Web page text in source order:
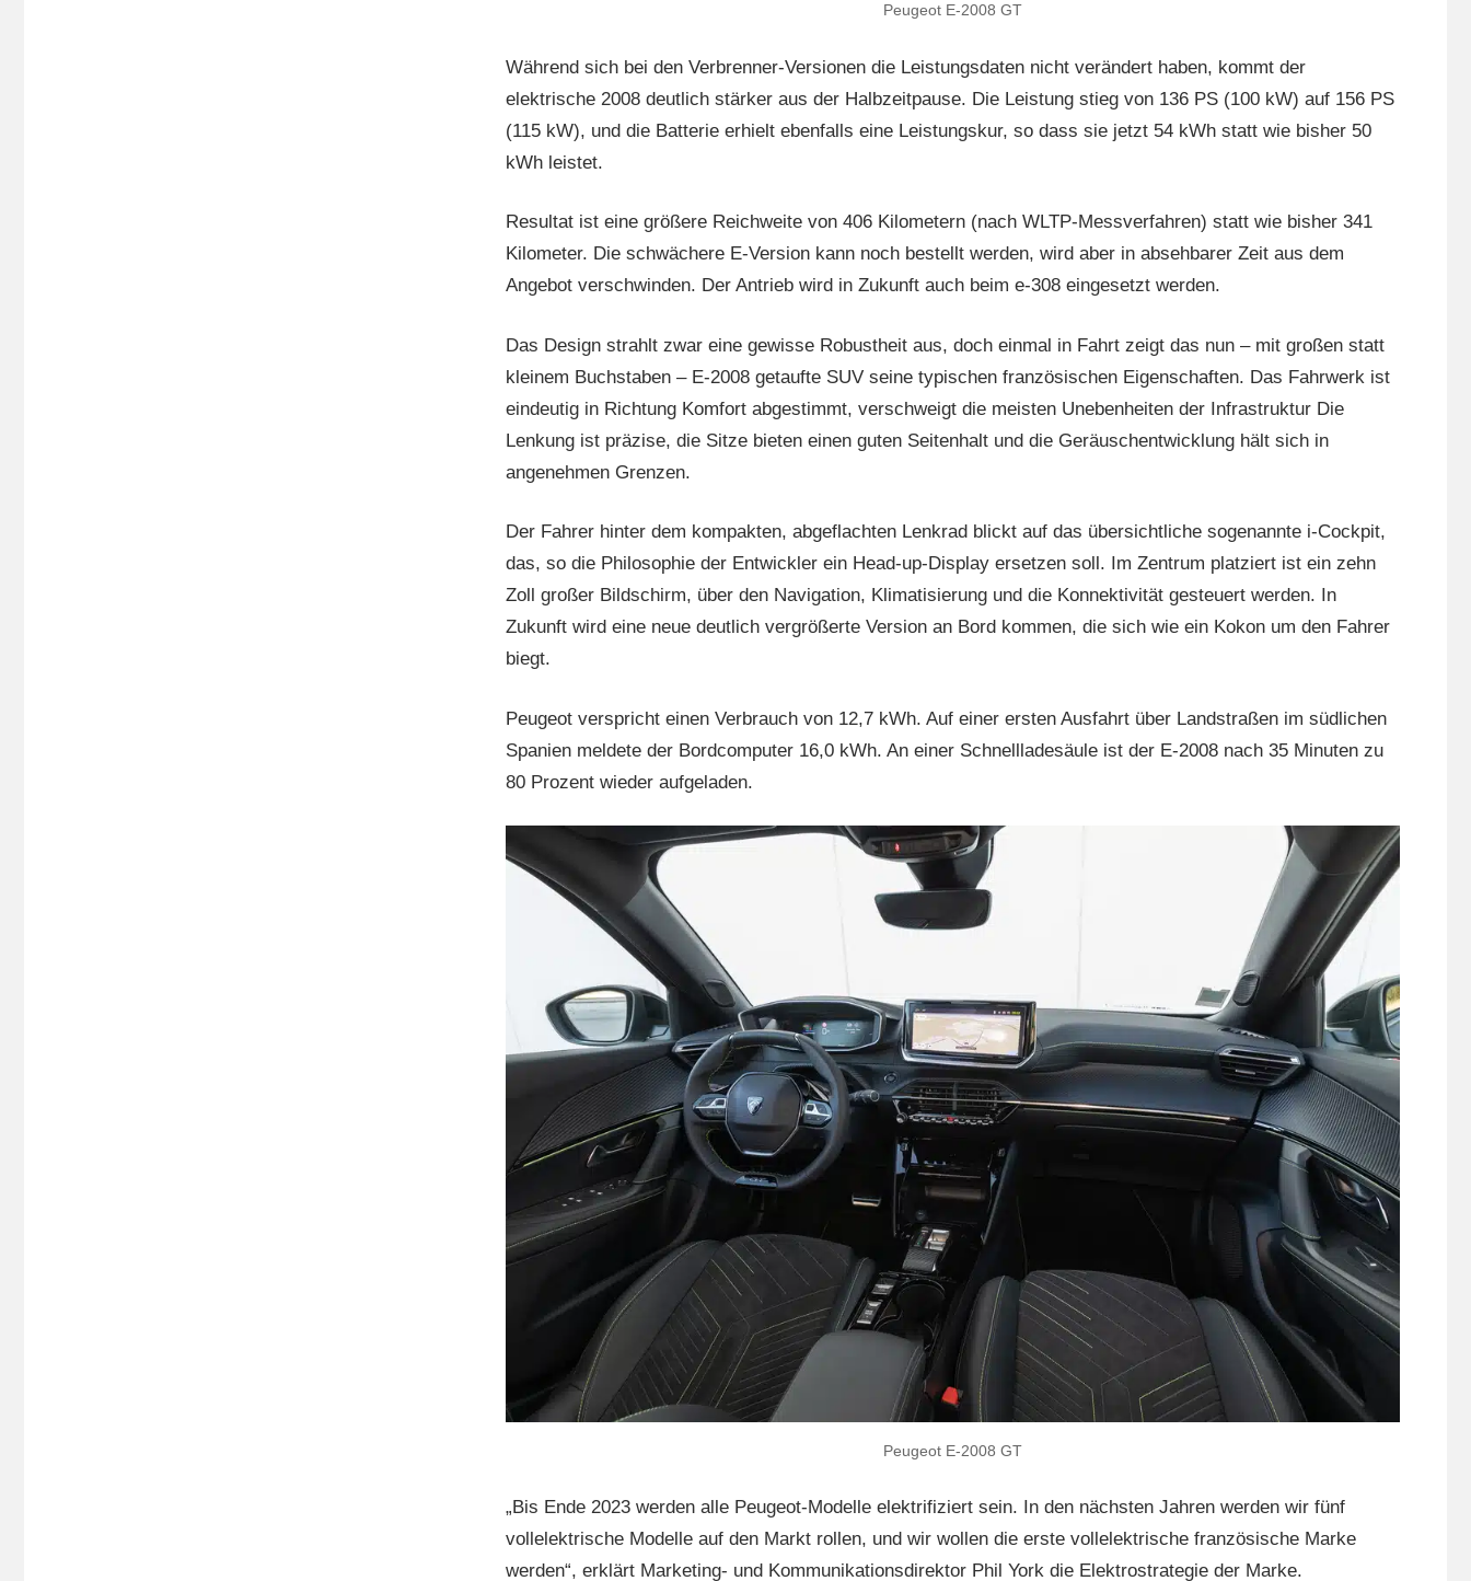
Peugeot E-2008 GT
Während sich bei den Verbrenner-Versionen die Leistungsdaten nicht verändert haben, kommt der
elektrische 2008 deutlich stärker aus der Halbzeitpause. Die Leistung stieg von 136 PS (100 kW) auf 156 PS
(115 kW), und die Batterie erhielt ebenfalls eine Leistungskur, so dass sie jetzt 54 kWh statt wie bisher 50
kWh leistet.
Resultat ist eine größere Reichweite von 406 Kilometern (nach WLTP-Messverfahren) statt wie bisher 341
Kilometer. Die schwächere E-Version kann noch bestellt werden, wird aber in absehbarer Zeit aus dem
Angebot verschwinden. Der Antrieb wird in Zukunft auch beim e-308 eingesetzt werden.
Das Design strahlt zwar eine gewisse Robustheit aus, doch einmal in Fahrt zeigt das nun – mit großen statt
kleinem Buchstaben – E-2008 getaufte SUV seine typischen französischen Eigenschaften. Das Fahrwerk ist
eindeutig in Richtung Komfort abgestimmt, verschweigt die meisten Unebenheiten der Infrastruktur Die
Lenkung ist präzise, die Sitze bieten einen guten Seitenhalt und die Geräuschentwicklung hält sich in
angenehmen Grenzen.
Der Fahrer hinter dem kompakten, abgeflachten Lenkrad blickt auf das übersichtliche sogenannte i-Cockpit,
das, so die Philosophie der Entwickler ein Head-up-Display ersetzen soll. Im Zentrum platziert ist ein zehn
Zoll großer Bildschirm, über den Navigation, Klimatisierung und die Konnektivität gesteuert werden. In
Zukunft wird eine neue deutlich vergrößerte Version an Bord kommen, die sich wie ein Kokon um den Fahrer
biegt.
Peugeot verspricht einen Verbrauch von 12,7 kWh. Auf einer ersten Ausfahrt über Landstraßen im südlichen
Spanien meldete der Bordcomputer 16,0 kWh. An einer Schnellladesäule ist der E-2008 nach 35 Minuten zu
80 Prozent wieder aufgeladen.
Peugeot E-2008 GT
„Bis Ende 2023 werden alle Peugeot-Modelle elektrifiziert sein. In den nächsten Jahren werden wir fünf
vollelektrische Modelle auf den Markt rollen, und wir wollen die erste vollelektrische französische Marke
werden“, erklärt Marketing- und Kommunikationsdirektor Phil York die Elektrostrategie der Marke.